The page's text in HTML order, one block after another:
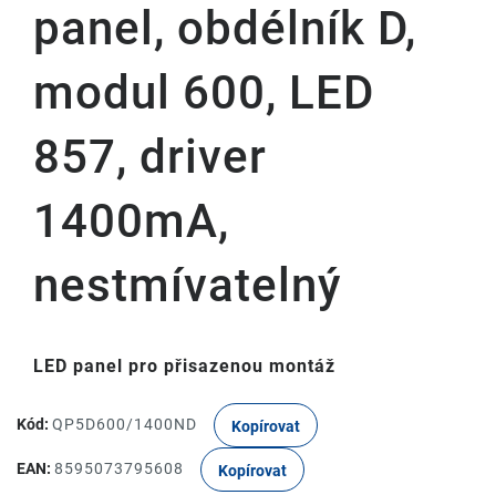
panel, obdélník D,
modul 600, LED
857, driver
1400mA,
nestmívatelný
LED panel pro přisazenou montáž
Kód: QP5D600/1400ND Kopírovat
EAN: 8595073795608 Kopírovat